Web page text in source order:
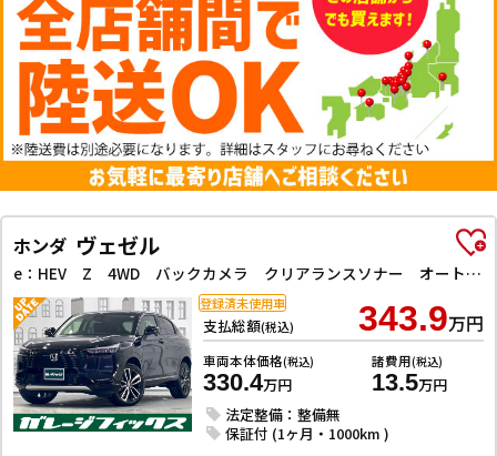
ホンダ ヴェゼル
e：HEV Z 4WD バックカメラ クリアランスソナー オートクルーズコントロール レーンアシスト 衝突被害軽減システム オートライト LEDヘッドランプ 電動リアゲート アルミホイール スマートキー
支払総額(税込) 343.9万円
車両本体価格(税込)
330.4万円
諸費用(税込)
13.5万円
法定整備：整備無
保証付 (1ヶ月・1000km )
登録済未使用車